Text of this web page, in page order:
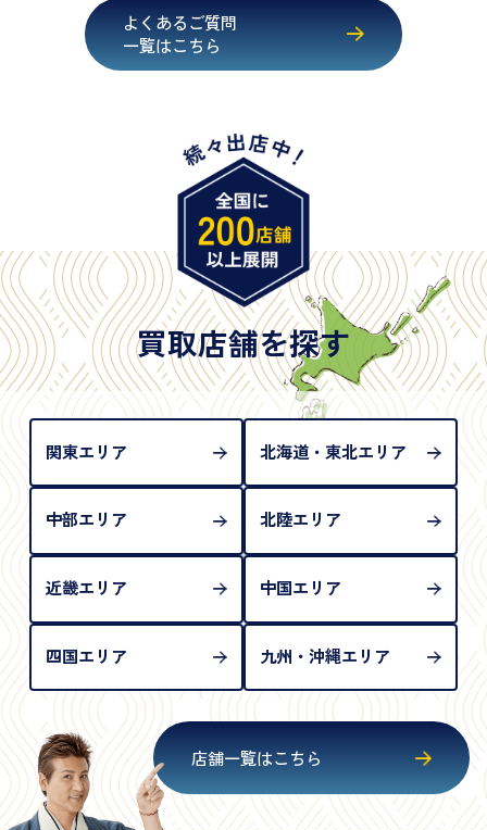
・健康保険証確認書
・マイナンバーカード
・在留カード
・旧パスポート
※原則として「公的機関が発行し、氏名、住所、生
年月日が記載されているもの
※日本国政府発行のもの
※2020年2月4日以降に申請された新型パスポートに
は「所持人記入欄（住所記載欄）」が存在しないた
め、単体では古物営業法上の本人確認書類として認
められない（住所確認ができないため）。補助書類
が必要となります
よくあるご質問
一覧はこちら
買取店舗を探す
関東エリア 北海道・東北エリア
中部エリア 北陸エリア
近畿エリア 中国エリア
四国エリア 九州・沖縄エリア
店舗一覧はこちら